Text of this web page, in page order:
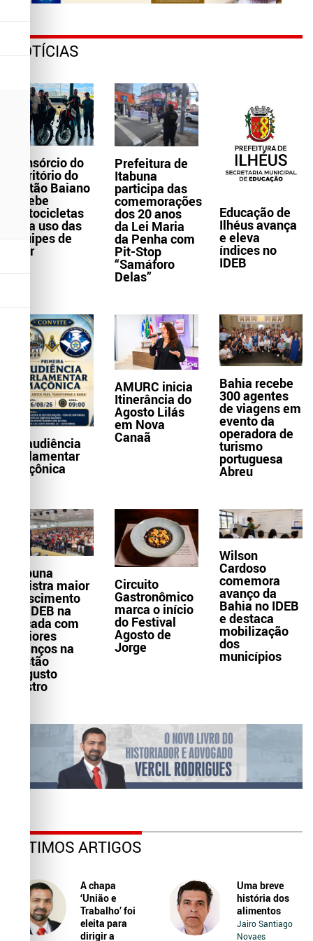
NOTÍCIAS
Consórcio do
Território do
Sertão Baiano
recebe
motocicletas
para uso das
equipes de
Ater
Prefeitura de
Itabuna
participa das
comemorações
dos 20 anos
da Lei Maria
da Penha com
Pit-Stop
“Samáforo
Delas”
Educação de
Ilhéus avança
e eleva
índices no
IDEB
1ª audiência
parlamentar
maçônica
AMURC inicia
Itinerância do
Agosto Lilás
em Nova
Canaã
Bahia recebe
300 agentes
de viagens em
evento da
operadora de
turismo
portuguesa
Abreu
Itabuna
registra maior
crescimento
do IDEB na
década com
maiores
avanços na
gestão
Augusto
Castro
Circuito
Gastronômico
marca o início
do Festival
Agosto de
Jorge
Wilson
Cardoso
comemora
avanço da
Bahia no IDEB
e destaca
mobilização
dos
municípios
ÚLTIMOS ARTIGOS
A chapa
‘União e
Trabalho’ foi
eleita para
dirigir a
Uma breve
história dos
alimentos
Jairo Santiago
Novaes